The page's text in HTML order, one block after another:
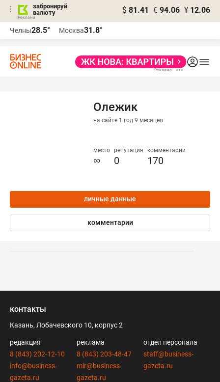
забронируй
валюту
$ 81.41 € 94.06 ¥ 12.06
Челны28.5° Москва31.8°
Олежик
на сайте 1 год 9 месяцев
место
∞
репутация
0
комментарии
170
личные данные
комментарии
контакты
Казань, Лобачевского 10, корпус 2
редакция
8 (843) 202-12-10
info@business-
gazeta.ru
реклама
8 (843) 203-48-47
mir@business-
gazeta.ru
отдел персонала
staff@business-
gazeta.ru